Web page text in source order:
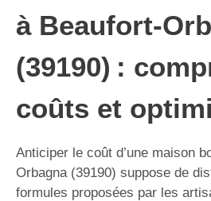
à Beaufort-
(39190) :
coûts et
Anticiper le coût d’une maison
Orbagna (39190) suppose de
formules proposées par les